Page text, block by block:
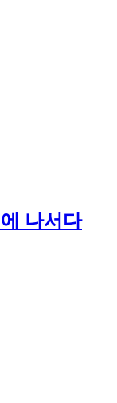
나서다